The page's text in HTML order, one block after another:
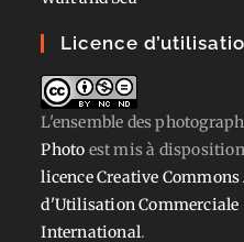
Licence
L'ensemble des
Photo est mis à
licence Creative
d'Utilisation Commerciale
International.